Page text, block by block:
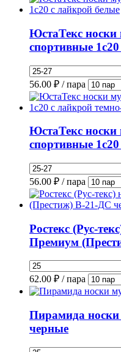
ЮстаТекс носки
спортивные
56.00 ₽ / пара
ЮстаТекс носки
спортивные
56.00 ₽ / пара
Ростекс (Рус-
Премиум
62.00 ₽ / пара
Пирамида
черные